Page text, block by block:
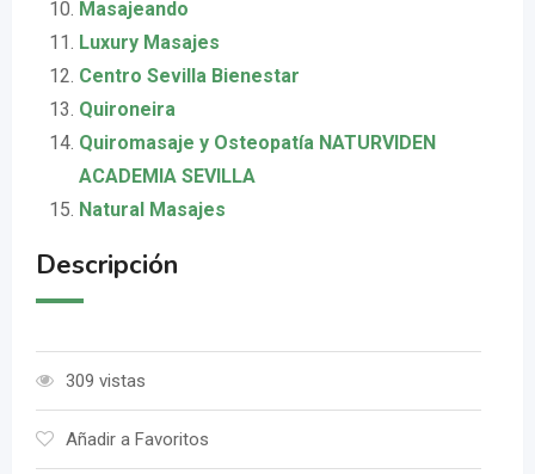
Masajeando
Luxury Masajes
Centro Sevilla Bienestar
Quironeira
Quiromasaje y Osteopatía NATURVIDEN
ACADEMIA SEVILLA
Natural Masajes
Descripción
309 vistas
Añadir a Favoritos